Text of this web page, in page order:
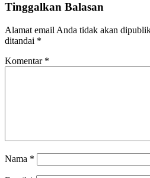
Tinggalkan Balasan
Alamat email Anda tidak akan
ditandai *
Komentar *
Nama *